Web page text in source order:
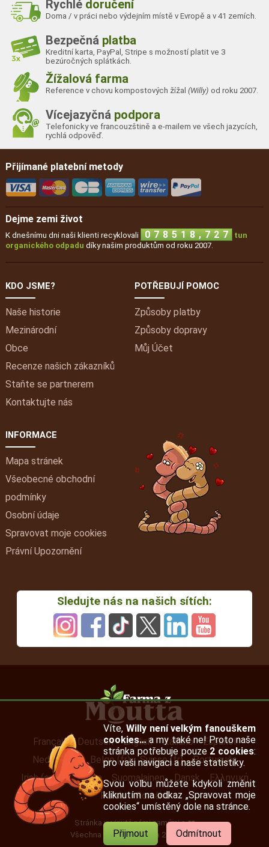
Rychlé doručení
Doma / v práci nebo výdejním místě v Evropě a v 41 zemích.
Bezpečná platba
Kreditní karta, PayPal, Stripe s možností platit ve 3
bezúročných splátkách.
Žížalová farma
Reference v chovu kompostových žížal(Willy) od roku 2007.
Vícejazyčná podpora
Telefonicky ve francouzštině a e-mailem ve všech jazycích,
rychlá odpověď.
Přijímané platební metody
Dejme zemi život
K dnešnímu dni naši klienti recyklovali 0 7 8 5 1 8 , 7
6 2
tun
organického odpadu díky našim produktům od roku 2007.
KDO JSME?
Naše historie
Mezinárodní
Obce
Recenze našich zákazníků
Staňte se partnerem
Kontaktujte nás
POTŘEBUJÍ POMOC
Způsoby platby
Způsoby dopravy
Můj Účet
INFORMACE
Mapa stránek
Všeobecné obchodní
podmínky
Osobní údaje
Spravovat moje cookies
Právní Upozornění
Sledujte nás na našich sítích:
Français Deutsch English Italiano
Español
Nederlands
Belge (fr) Suisse (fr)
Português
Irish (en)
Svenska Suomalainen Dansk
Ελληνική
Polski
Română
Stránka vyvinutá námi samými s ❤️
Všechna práva vyhrazena 2007-2026.
Víte, Willy není velkým fanouškem
cookies…a my také ne! Proto naše
stránka potřebuje pouze 2 cookies:
pro vaši navigaci a naše statistiky.
Svou volbu můžete kdykoli změnit
kliknutím na odkaz „Spravovat moje
cookies“ umístěný dole na stránce.
Přijmout Odmítnout